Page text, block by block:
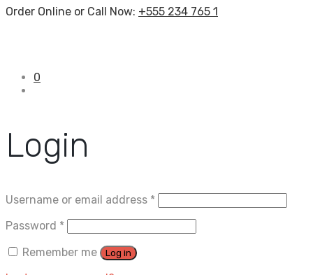
Order Online or Call Now: +555 234 765 1
0
Login
Username or email address *
Password *
Remember me
Log in